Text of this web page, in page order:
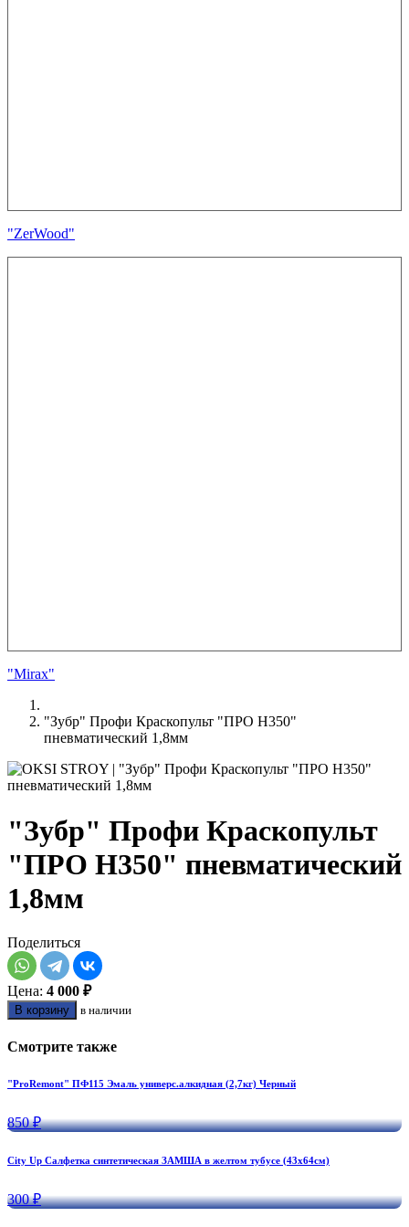
"ZerWood"
"Mirax"
"Зубр" Профи Краскопульт "ПРО Н350"
пневматический 1,8мм
"Зубр" Профи Краскопульт
"ПРО Н350" пневматический
1,8мм
Поделиться
Цена: 4 000 ₽
В корзину в наличии
Смотрите также
"ProRemont" ПФ115 Эмаль универс.алкидная (2,7кг) Черный
850 ₽
City Up Салфетка синтетическая ЗАМША в желтом тубусе (43х64см)
300 ₽